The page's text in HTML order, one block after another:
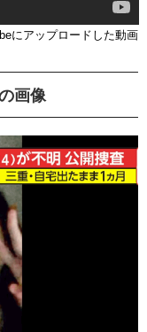
にアップロードした動画
画像